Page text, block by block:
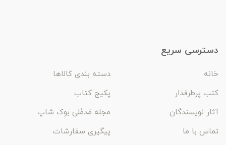
دسترسی سریع
خانه
دسته بندی کالاها
کتب پرطرفدار
پکیج کتاب
آثار نویسندگان
مجله مَدمُلی بوک شاپ
تماس با ما
پیگیری سفارشات